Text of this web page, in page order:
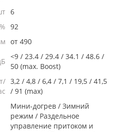
6
92
от 490
<9 / 23.4 / 29.4 / 34.1 / 48.6 /
50 (max. Boost)
3,2 / 4,8 / 6,4 / 7,1 / 19,5 / 41,5
/ 91 (max)
Мини-догрев / Зимний
режим / Раздельное
управление притоком и